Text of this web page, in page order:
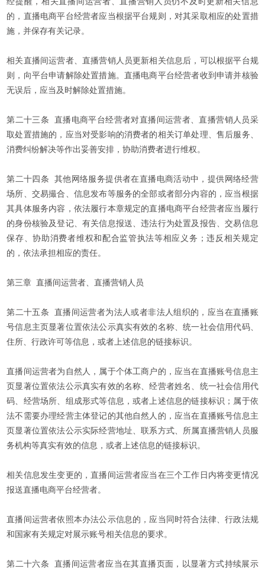
的，直播电商平台经营者应当根据平台规则，对其采取相应的处置措
施，并保存有关记录。
相关直播间运营者、直播营销人员更新相关信息后，可以根据平台规
则，向平台申请解除处置措施。直播电商平台经营者收到申请并核验
无误后，应当及时解除处置措施。
第二十三条 直播电商平台经营者对直播间运营者、直播营销人员采
取处置措施的，应当对受影响的消费者的相关订单处理、售后服务、
消费纠纷解决等作出妥善安排，协助消费者进行维权。
第二十四条 其他网络服务提供者在直播电商活动中，提供网络经营
场所、交易撮合、信息发布等服务的全部或者部分内容的，应当根据
其具体服务内容，依法履行本章规定的直播电商平台经营者应当履行
的身份核验及登记、有关信息报送、违法行为处置及报告、交易信息
保存、协助消费者维权和配合监管执法等相应义务；违反相关规定
的，依法承担相应的责任。
第三章 直播间运营者、直播营销人员
第二十五条 直播间运营者为法人或者非法人组织的，应当在直播账
号信息主页显著位置依法公示真实有效的名称、统一社会信用代码、
住所、行政许可等信息，或者上述信息的链接标识。
直播间运营者为自然人，属于个体工商户的，应当在直播账号信息主
页显著位置依法公示真实有效的名称、经营者姓名、统一社会信用代
码、经营场所、组成形式等信息，或者上述信息的链接标识；属于依
法不需要办理经营主体登记的其他自然人的，应当在直播账号信息主
页显著位置依法公示实际经营地址、联系方式、所属直播营销人员服
务机构等真实有效的信息，或者上述信息的链接标识。
相关信息发生变更的，直播间运营者应当在三个工作日内将变更情况
报送直播电商平台经营者。
直播间运营者依照本办法公示信息的，应当同时符合法律、行政法规
和国家有关规定对展示账号相关信息的要求。
第二十六条 直播间运营者应当在其直播页面，以显著方式持续展示